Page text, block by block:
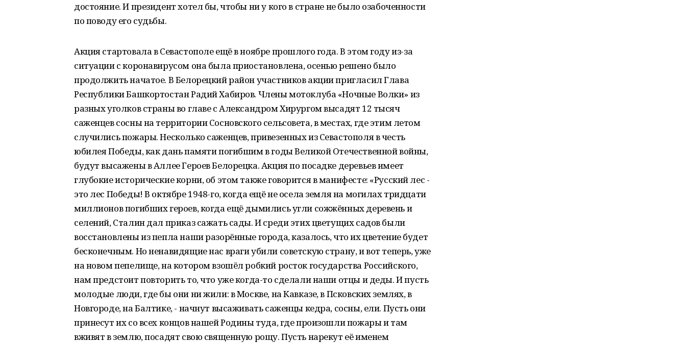
достояние. И президент хотел бы, чтобы ни у кого в стране не было озабоченности
по поводу его судьбы.
Акция стартовала в Севастополе ещё в ноябре прошлого года. В этом году из-за
ситуации с коронавирусом она была приостановлена, осенью решено было
продолжить начатое. В Белорецкий район участников акции пригласил Глава
Республики Башкортостан Радий Хабиров. Члены мотоклуба «Ночные Волки» из
разных уголков страны во главе с Александром Хирургом высадят 12 тысяч
саженцев сосны на территории Сосновского сельсовета, в местах, где этим летом
случились пожары. Несколько саженцев, привезенных из Севастополя в честь
юбилея Победы, как дань памяти погибшим в годы Великой Отечественной войны,
будут высажены в Аллее Героев Белорецка. Акция по посадке деревьев имеет
глубокие исторические корни, об этом также говорится в манифесте: «Русский лес -
это лес Победы! В октябре 1948-го, когда ещё не осела земля на могилах тридцати
миллионов погибших героев, когда ещё дымились угли сожжённых деревень и
селений, Сталин дал приказ сажать сады. И среди этих цветущих садов были
восстановлены из пепла наши разорённые города, казалось, что их цветение будет
бесконечным. Но ненавидящие нас враги убили советскую страну, и вот теперь, уже
на новом пепелище, на котором взошёл робкий росток государства Российского,
нам предстоит повторить то, что уже когда-то сделали наши отцы и деды. И пусть
молодые люди, где бы они ни жили: в Москве, на Кавказе, в Псковских землях, в
Новгороде, на Балтике, - начнут высаживать саженцы кедра, сосны, ели. Пусть они
принесут их со всех концов нашей Родины туда, где произошли пожары и там
вживят в землю, посадят свою священную рощу. Пусть нарекут её именем